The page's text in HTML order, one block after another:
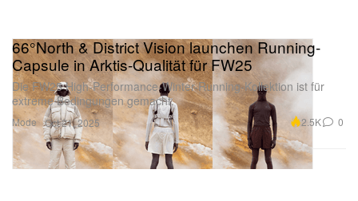
Mode
66°North & District Vision launchen Running-
Capsule in Arktis-Qualität für FW25
Die FW25 High-Performance-Winter-Running-Kollektion ist für
extreme Bedingungen gemacht.
Oct 21, 2025 2.5K 0